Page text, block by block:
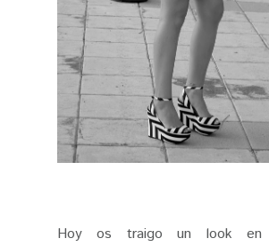
Hoy os traigo un look en